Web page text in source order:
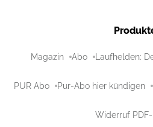
Magazin Abo Laufhelden:
PUR Abo Pur-Abo hier kündigen
Widerruf